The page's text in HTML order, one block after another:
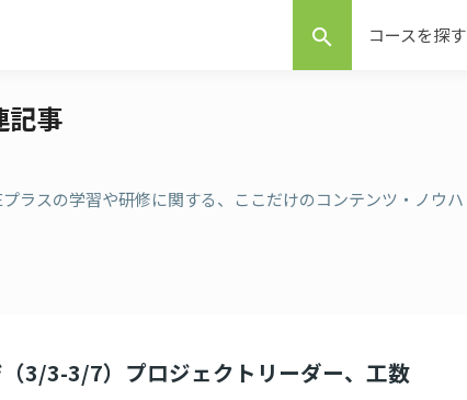
search コースを探す
記事
ラスの学習や研修に関する、ここだけのコンテンツ・ノウハ
3/3-3/7）プロジェクトリーダー、工数